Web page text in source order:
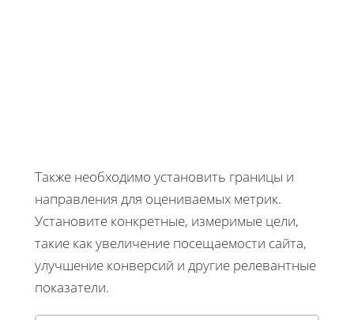
Также необходимо установить границы и
направления для оцениваемых метрик.
Установите конкретные, измеримые цели,
такие как увеличение посещаемости сайта,
улучшение конверсий и другие релевантные
показатели.